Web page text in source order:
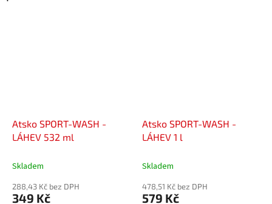
Atsko SPORT-WASH -
LÁHEV 532 ml
Skladem
288,43 Kč bez DPH
349 Kč
Atsko SPORT-WASH -
LÁHEV 1 l
Skladem
478,51 Kč bez DPH
579 Kč